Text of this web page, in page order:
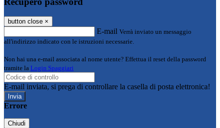
button close ×
E-mail Verrà inviato un messaggio
all'indirizzo indicato con le istruzioni necessarie.
Non hai una e-mail associata al nome utente? Effettua il reset della password
tramite la Login Spaggiari
E-mail inviata, si prega di controllare la casella di posta elettronica!
Errore
Chiudi